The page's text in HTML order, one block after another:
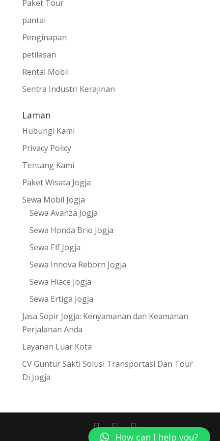
Paket Tour
pantai
Penginapan
petilasan
Rental Mobil
Sentra Industri Kerajinan
Laman
Hubungi Kami
Privacy Policy
Tentang Kami
Paket Wisata Jogja
Sewa Mobil Jogja
Sewa Avanza Jogja
Sewa Honda Brio Jogja
Sewa Elf Jogja
Sewa Innova Reborn Jogja
Sewa Hiace Jogja
Sewa Ertiga Jogja
Jasa Sopir Jogja: Kenyamanan dan Keamanan
Perjalanan Anda
Layanan Luar Kota
CV Guntur Sakti Solusi Transportasi Dan Tour
Di Jogja
How can I help you?